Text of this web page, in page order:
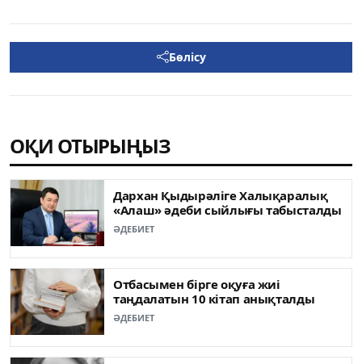
Бөлісу
ОҚИ ОТЫРЫҢЫЗ
Дархан Қыдырәліге Халықаралық
«Алаш» әдеби сыйлығы табысталды
ӘДЕБИЕТ
Отбасымен бірге оқуға жиі
таңдалатын 10 кітап анықталды
ӘДЕБИЕТ